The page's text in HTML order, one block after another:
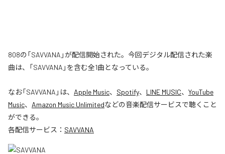
808の「SAVVANA」が配信開始された。今回デジタル配信された楽
曲は、「SAVVANA」を含む全1曲となっている。
なお「SAVVANA 」は、 Apple Music、 Spotify、 LINE MUSIC、 YouTube
Music、 Amazon Music Unlimitedなどの音楽配信サービスで聴くこと
ができる。
各配信サービス： SAVVANA